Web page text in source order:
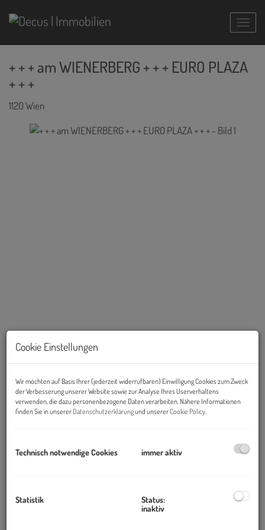
+ + + am WIENERBERG + + + EURO PLAZA
+ + +
1120 Wien
Beschreibung
Objekt und Lage:
Büro- und Betriebsgebieten. Das EURO PLAZA befindet sich am
Knotenpunkt Wurmbstraße Ecke Wienerbergstraße in
Cookie Einstellungen
Wir möchten auf Basis Ihrer (jederzeit widerrufbaren) Einwilligung Cookies zum Zweck
der Verbesserung unserer Website sowie zur Analyse Ihres Userverhaltens
verwenden, die dazu personenbezogene Daten verarbeiten. Nähere Informationen
finden Sie in unserer Datenschutzerklärungund unsererCookie Policy
Technisch notwendige Cookies immer aktiv
Statistik
Status:
inaktiv